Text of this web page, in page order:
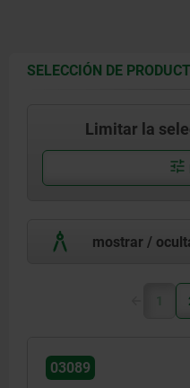
Clavija de bloqueo 1.4034.
SELECCIÓN DE
Limitar la
mostrar /
1
03089